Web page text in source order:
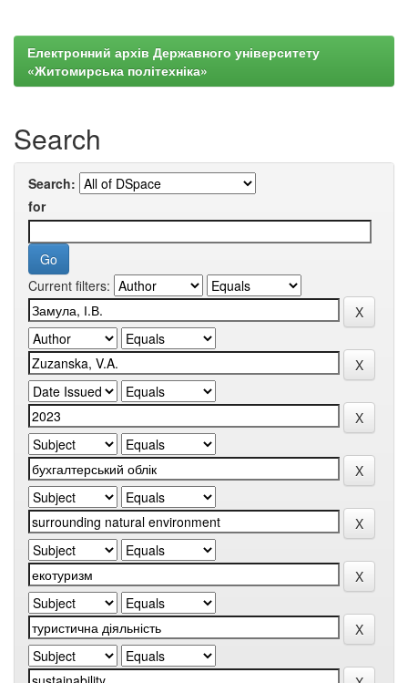
Електронний архів Державного університету
«Житомирська політехніка»
Search
Search:
for
Current filters: